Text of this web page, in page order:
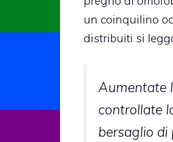
un coinquilino
distribuiti si
Aumentate
controllate
bersaglio di